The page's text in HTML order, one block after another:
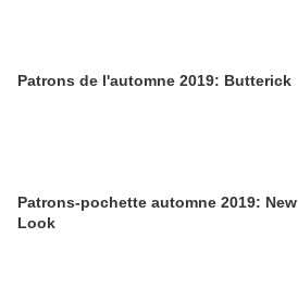
Patrons de l'automne 2019: Butterick
Patrons-pochette automne 2019: New
Look